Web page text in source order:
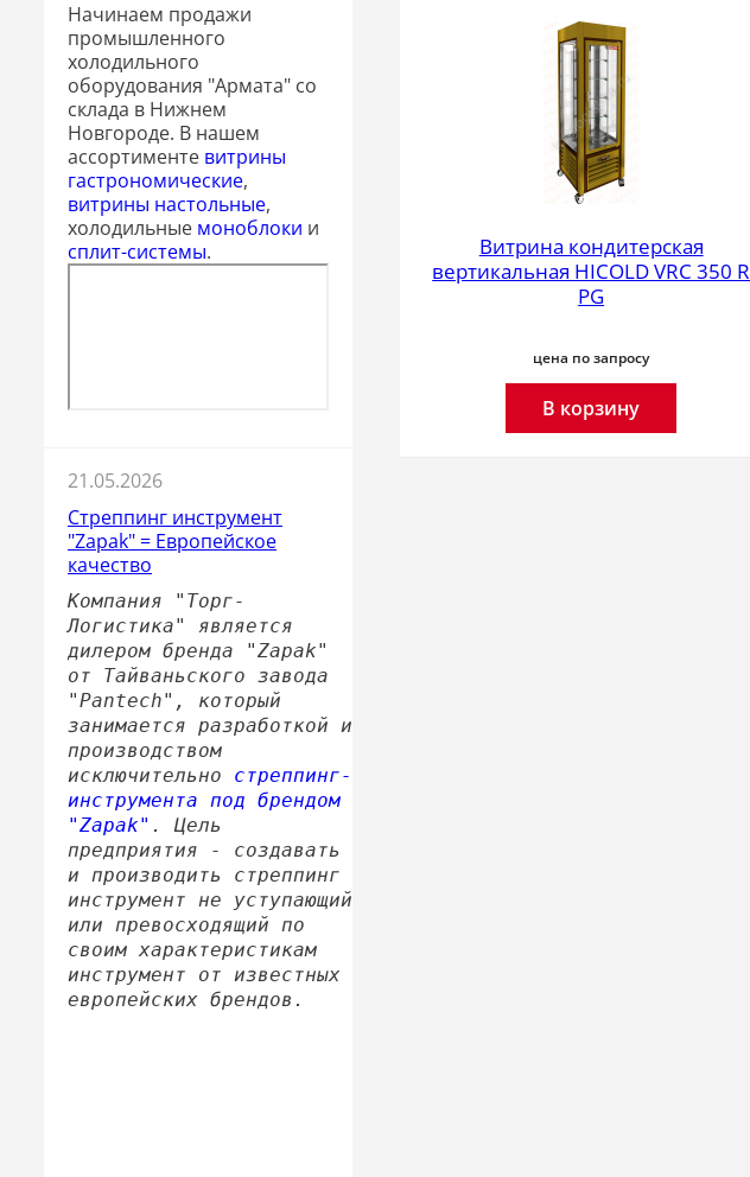
Начинаем продажи
промышленного
холодильного
оборудования "Армата" со
склада в Нижнем
Новгороде. В нашем
ассортименте витрины
гастрономические,
витрины настольные,
холодильные моноблоки и
сплит-системы.
21.05.2026
Стреппинг инструмент
"Zapak" = Европейское
качество
Компания "Торг-
Логистика" является
дилером бренда "Zapak"
от Тайваньского завода
"Pantech", который
занимается разработкой и
производством
исключительно стреппинг-
инструмента под брендом
"Zapak" . Цель
предприятия - создавать
и производить стреппинг
инструмент не уступающий
или превосходящий по
своим характеристикам
инструмент от известных
европейских брендов.
Витрина кондитерская
вертикальная HICOLD VRC 350 R
PG
цена по запросу
В корзину